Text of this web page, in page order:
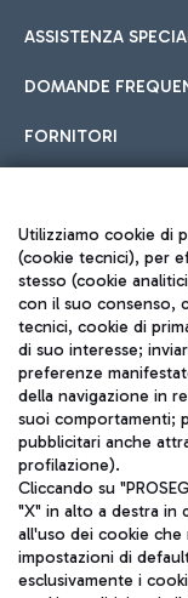
ASSISTENZA
DOMANDE
FORNITORI
Seguici sui
Utilizziamo cookie di
(cookie tecnici), per
stesso (cookie
con il suo consenso,
tecnici, cookie di
di suo interesse;
preferenze
della navigazione in
suoi comportamenti;
pubblicitari anche
profilazione).
Cliccando su
"X" in alto a destra in
all'uso dei cookie
impostazioni di
esclusivamente i